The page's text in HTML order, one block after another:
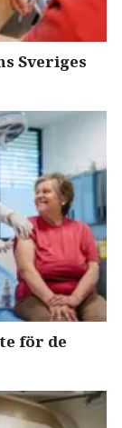
Sveriges
för de